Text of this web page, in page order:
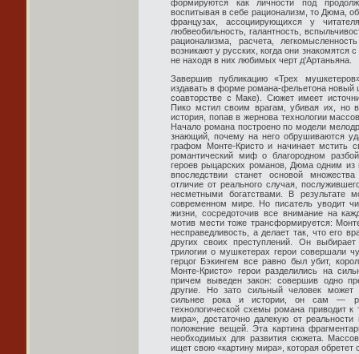
формируются как личности под
воспитывая в себе рационализм, то Дюма,
французах, ассоциирующихся у
любвеобильность, галантность,
рационализма, расчета,
возникают у русских, когда они
не находя в них любимых черт д'Артаньяна.
Завершив публикацию «Трех
издавать в форме романа-фельетона
соавторстве с Маке). Сюжет имеет
Пико мстил своим врагам, убивая их, но
история, попав в жернова технологии
Начало романа построено по модели
знающий, почему на него обрушиваются
графом Монте-Кристо и начинает мстить
романтический миф о благородном
героев рыцарских романов, Дюма одним
впоследствии станет основой
отличие от реального случая,
несметными богатствами. В результате
современном мире. Но писатель уводит
жизни, сосредоточив все внимание на
мотив мести тоже трансформируется:
несправедливость, а делает так, что его
других своих преступлений. Он
трилогии о мушкетерах герои совершали
герцог Бэкингем все равно был убит,
Монте-Кристо» герои разделились на
причем выведен закон: совершив одно
другие. Но зато сильный человек может
сильнее рока и истории, он сам —
технологической схемы романа приводит
мира», достаточно далекую от
положение вещей. Эта картина
необходимых для развития сюжета.
ищет свою «картину мира», которая